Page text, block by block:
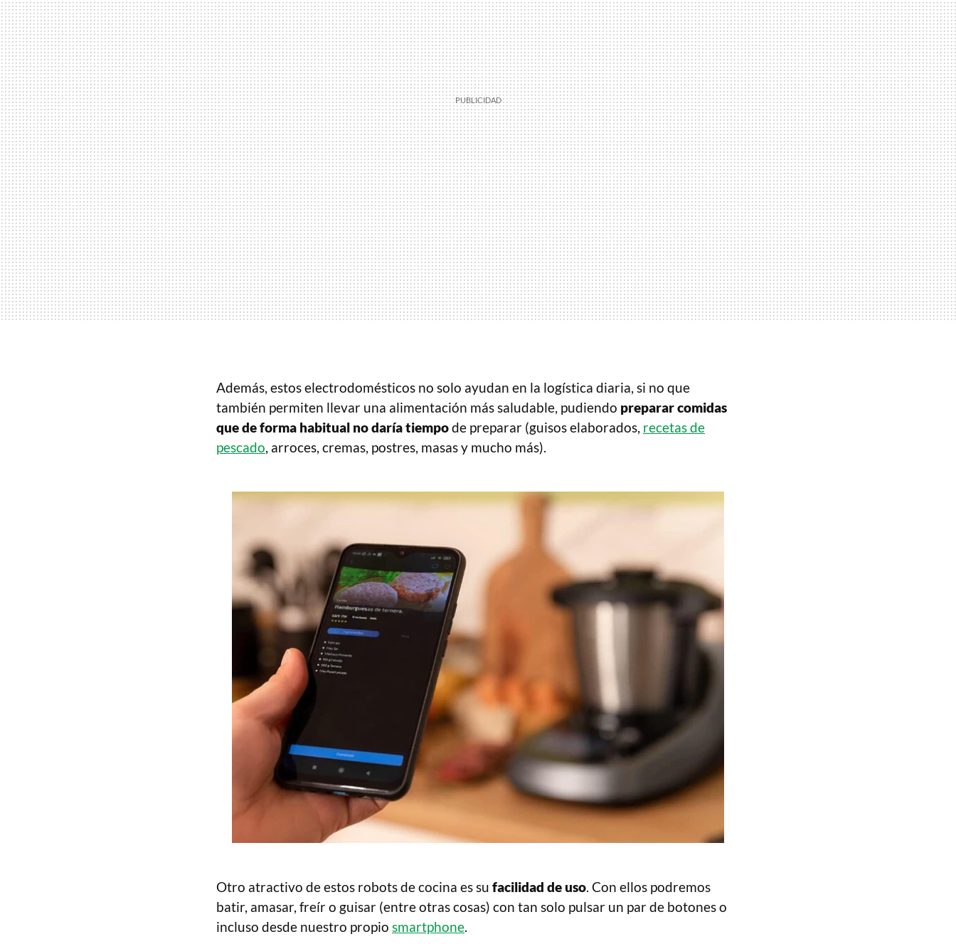
Además, estos electrodomésticos no solo ayudan en la logística diaria, si no que
también permiten llevar una alimentación más saludable, pudiendo preparar comidas
que de forma habitual no daría tiempode preparar (guisos elaborados, recetas de
pescado, arroces, cremas, postres, masas y mucho más).
Otro atractivo de estos robots de cocina es su facilidad de uso. Con ellos podremos
batir, amasar, freír o guisar (entre otras cosas) con tan solo pulsar un par de botones o
incluso desde nuestro propio smartphone.